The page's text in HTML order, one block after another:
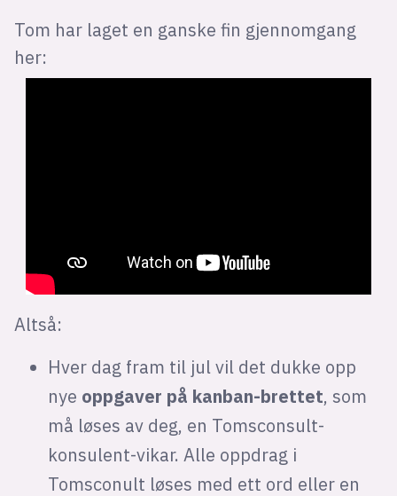
Tom har laget en ganske fin gjennomgang
her:
Altså:
Hver dag fram til jul vil det dukke opp
nye oppgaver på kanban-brettet, som
må løses av deg, en Tomsconsult-
konsulent-vikar. Alle oppdrag i
Tomsconult løses med ett ord eller en